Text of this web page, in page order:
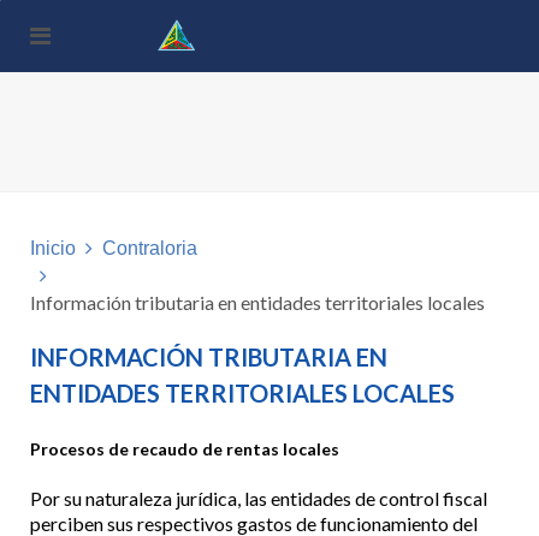
este
Inicio Contraloria
Información tributaria en entidades territoriales locales
INFORMACIÓN TRIBUTARIA EN
ENTIDADES TERRITORIALES LOCALES
Procesos de recaudo de rentas locales
Por su naturaleza jurídica, las entidades de control fiscal
perciben sus respectivos gastos de funcionamiento del